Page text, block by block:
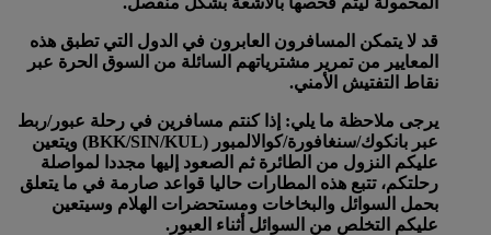
قد لا يتمكن المسافرون العابرون في الدول التي تطبق هذه
المعايير من تمرير مشترياتهم السائلة من السوق الحرة عبر
نقاط التفتيش الأمني.
يرجى ملاحظة ما يلي: إذا كنتم مسافرين في رحلة عبور/ربط
عبر بانكوك/سنغافورة/كوالالمبور (BKK/SIN/KUL) ويتعين
عليكم النزول من الطائرة ثم الصعود إليها مجددا لمواصلة
رحلتكم، تتبع هذه المطارات حاليا قواعد صارمة في ما يتعلق
بحمل السوائل والبخاخات ومستحضرات الهلام وسيتعين
عليكم التخلص من السوائل أثناء العبور.